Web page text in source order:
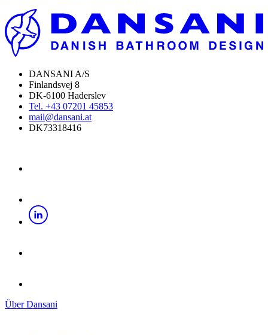
DANSANI A/S
Finlandsvej 8
DK-6100 Haderslev
Tel. +43 07201 45853
mail@dansani.at
DK73318416
Über Dansani